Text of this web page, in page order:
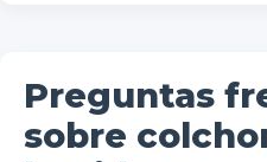
Preguntas
sobre